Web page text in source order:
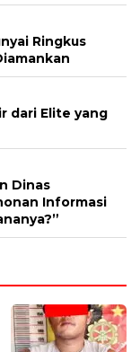
Ringkus
dari Elite yang
Dinas
Informasi